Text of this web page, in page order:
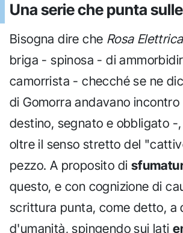
Una serie che punta
Bisogna dire che Rosa Elettrica
briga - spinosa - di
camorrista - checché se ne
di Gomorra andavano
destino, segnato e obbligato -
oltre il senso stretto del
pezzo. A proposito di
questo, e con cognizione di
scrittura punta, come detto, a
d'umanità, spingendo sui lati